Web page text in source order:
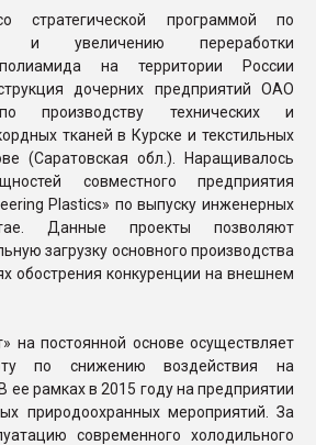
стратегической программой по
и увеличению переработки
на территории России
дочерних предприятий ОАО
производству технических и
тканей в Курске и текстильных
(Саратовская обл.). Наращивалось
совместного предприятия
Plastics» по выпуску инженерных
Данные проекты позволяют
загрузку основного производства
обострения конкуренции на внешнем
на постоянной основе осуществляет
по снижению воздействия на
рамках в 2015 году на предприятии
природоохранных мероприятий. За
современного холодильного